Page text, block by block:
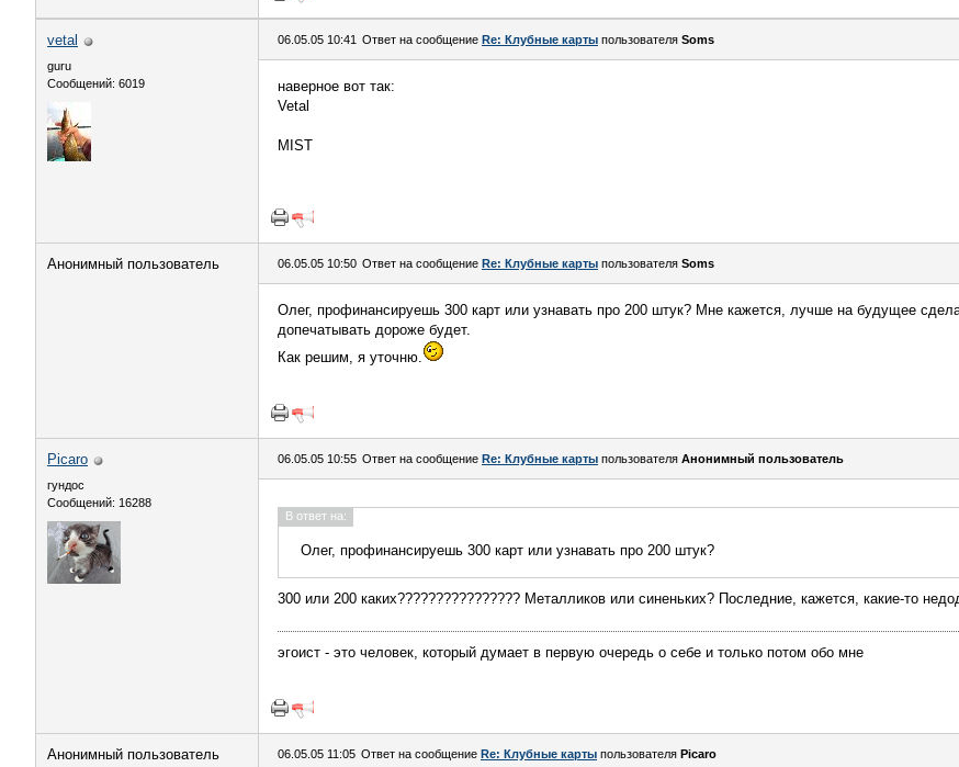
vetal
guru
Сообщений: 6019
06.05.05 10:41 Ответ на сообщение Re: Клубные карты пользователя Soms
наверное вот так:
Vetal
MIST
Анонимный пользователь 06.05.05 10:50 Ответ на сообщение Re: Клубные карты пользователя Soms
Олег, профинансируешь 300 карт или узнавать про 200 штук? Мне кажется, лучше на будущее
допечатывать дороже будет.
Как решим, я уточню.
Picaro
гундос
Сообщений: 16288
06.05.05 10:55 Ответ на сообщение Re: Клубные карты пользователя Анонимный пользователь
В ответ на:
Олег, профинансируешь 300 карт или узнавать про 200 штук?
300 или 200 каких???????????????? Металликов или синеньких? Последние, кажется, какие-то
эгоист - это человек, который думает в первую очередь о себе и только потом обо мне
Анонимный пользователь 06.05.05 11:05 Ответ на сообщение Re: Клубные карты пользователя Picaro